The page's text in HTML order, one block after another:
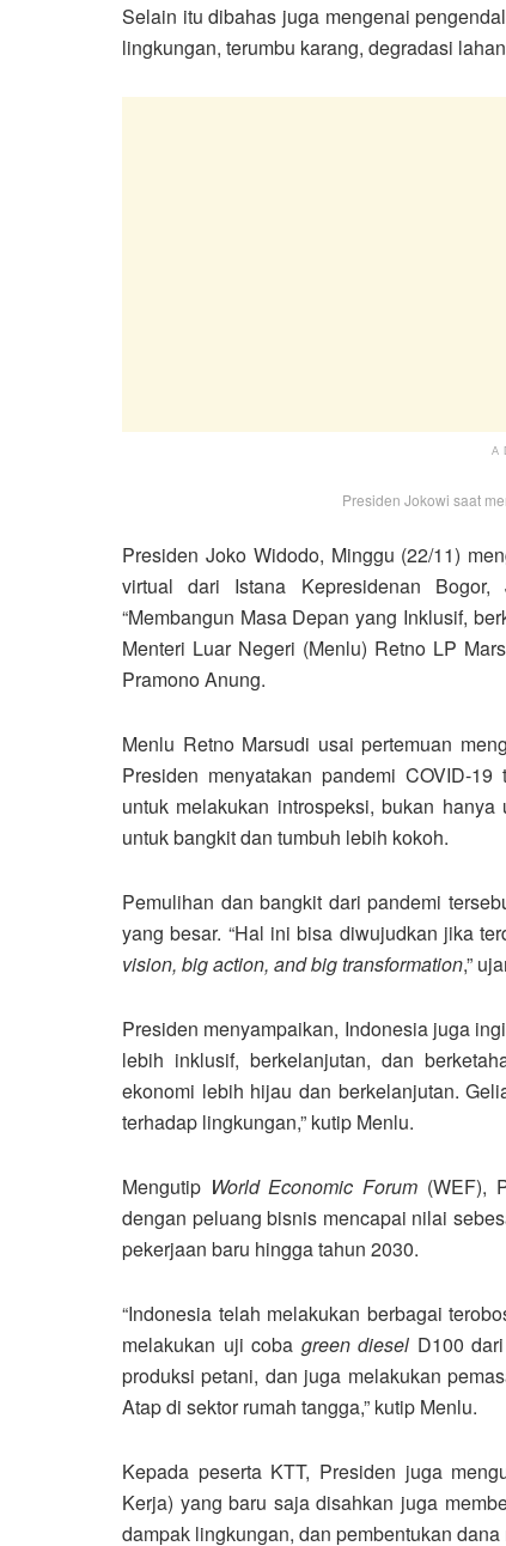
Selain itu dibahas juga mengenai
lingkungan, terumbu karang, degradasi
Presiden Jokowi saat
Presiden Joko Widodo, Minggu (22/11)
virtual dari Istana Kepresidenan
“Membangun Masa Depan yang Inklusif,
Menteri Luar Negeri (Menlu) Retno LP
Pramono Anung.
Menlu Retno Marsudi usai pertemuan
Presiden menyatakan pandemi COVID-
untuk melakukan introspeksi, bukan
untuk bangkit dan tumbuh lebih kokoh.
Pemulihan dan bangkit dari pandemi
yang besar. “Hal ini bisa diwujudkan jika
vision, big action, and big transformation,”
Presiden menyampaikan, Indonesia juga
lebih inklusif, berkelanjutan, dan
ekonomi lebih hijau dan berkelanjutan.
terhadap lingkungan,” kutip Menlu.
Mengutip World Economic Forum (WEF),
dengan peluang bisnis mencapai nilai
pekerjaan baru hingga tahun 2030.
“Indonesia telah melakukan berbagai
melakukan uji coba green diesel D100
produksi petani, dan juga melakukan
Atap di sektor rumah tangga,” kutip Menlu.
Kepada peserta KTT, Presiden juga
Kerja) yang baru saja disahkan juga
dampak lingkungan, dan pembentukan